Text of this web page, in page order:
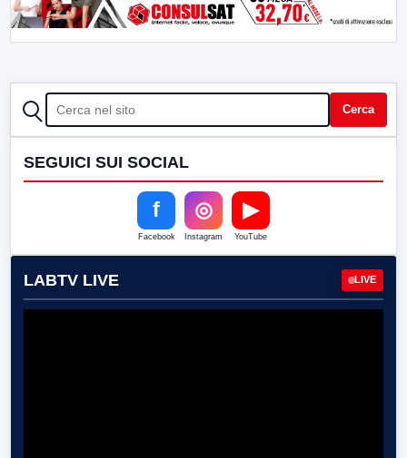
CERCA Cerca
SEGUICI SUI SOCIAL
f
Facebook
◎
Instagram
▶
YouTube
LABTV LIVE LIVE